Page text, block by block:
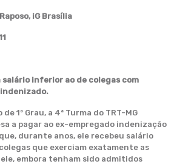
iG Brasília
inferior ao de colegas com
1º Grau, a 4ª Turma do TRT-MG
a pagar ao ex-empregado indenização
durante anos, ele recebeu salário
que exerciam exatamente as
embora tenham sido admitidos